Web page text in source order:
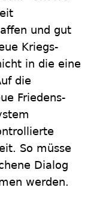
und gut
Kriegs-
in die eine
die
Friedens-
So müsse
Dialog
werden.